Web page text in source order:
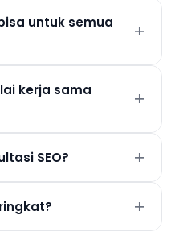
untuk semua
kerja sama
SEO?